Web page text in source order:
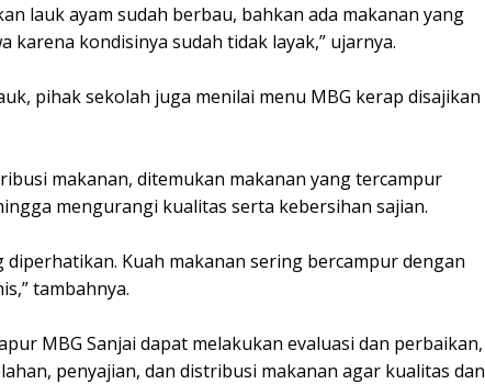
lauk ayam sudah berbau, bahkan ada makanan yang
karena kondisinya sudah tidak layak,” ujarnya.
pihak sekolah juga menilai menu MBG kerap disajikan
makanan, ditemukan makanan yang tercampur
mengurangi kualitas serta kebersihan sajian.
Kuah makanan sering bercampur dengan
tambahnya.
MBG Sanjai dapat melakukan evaluasi dan perbaikan,
penyajian, dan distribusi makanan agar kualitas dan